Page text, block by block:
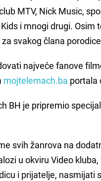
MTV, Nick Music,
i mnogi drugi. Osim
svakog člana
najveće fanove
mojtelemach.ba portala
BH je pripremio
svih žanrova na
u okviru Video
i prijatelje, nasmijati